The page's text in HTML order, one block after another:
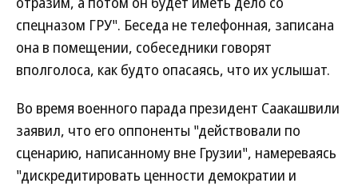
спецназом ГРУ". Беседа не телефонная, записана
она в помещении, собеседники говорят
вполголоса, как будто опасаясь, что их услышат.
Во время военного парада президент Саакашвили
заявил, что его оппоненты "действовали по
сценарию, написанному вне Грузии", намереваясь
"дискредитировать ценности демократии и